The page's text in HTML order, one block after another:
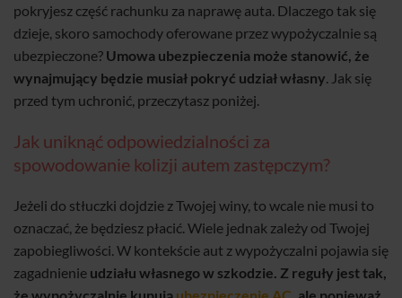
pokryjesz część rachunku za naprawę auta. Dlaczego tak się
dzieje, skoro samochody oferowane przez wypożyczalnie są
ubezpieczone? Umowa ubezpieczenia może stanowić, że
wynajmujący będzie musiał pokryć udział własny. Jak się
przed tym uchronić, przeczytasz poniżej.
Jak uniknąć odpowiedzialności za
spowodowanie kolizji autem zastępczym?
Jeżeli do stłuczki dojdzie z Twojej winy, to wcale nie musi to
oznaczać, że będziesz płacić. Wiele jednak zależy od Twojej
zapobiegliwości. W kontekście aut z wypożyczalni pojawia się
zagadnienie udziału własnego w szkodzie. Z reguły jest tak,